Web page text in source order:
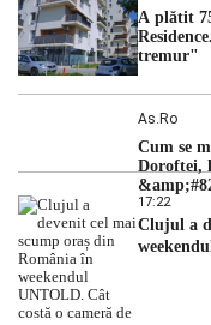
A plătit
tremur"
As.ro
Cum se
Doroftei,
dezvăluit
17:22
Clujul a